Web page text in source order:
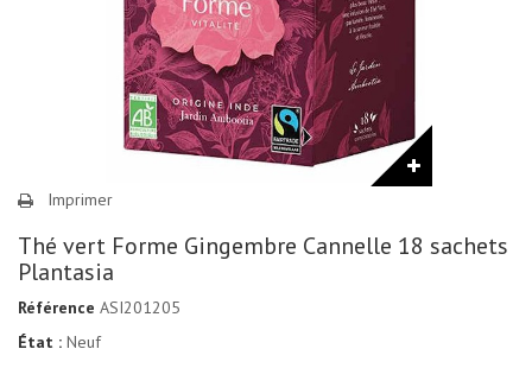
Imprimer
Thé vert Forme Gingembre Cannelle 18 sachets
Plantasia
Référence ASI201205
État : Neuf